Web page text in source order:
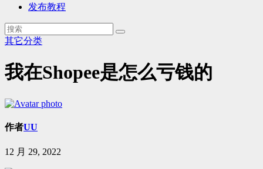
发布教程
其它分类
我在Shopee是怎么亏钱的
作者UU
12 月 29, 2022